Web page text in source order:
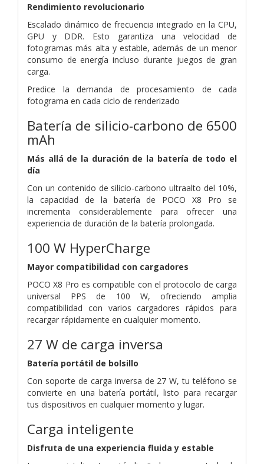
Rendimiento revolucionario
Escalado dinámico de frecuencia integrado en la CPU,
GPU y DDR. Esto garantiza una velocidad de
fotogramas más alta y estable, además de un menor
consumo de energía incluso durante juegos de gran
carga.
Predice la demanda de procesamiento de cada
fotograma en cada ciclo de renderizado
Batería de silicio-carbono de 6500
mAh
Más allá de la duración de la batería de todo el
día
Con un contenido de silicio-carbono ultraalto del 10%,
la capacidad de la batería de POCO X8 Pro se
incrementa considerablemente para ofrecer una
experiencia de duración de la batería prolongada.
100 W HyperCharge
Mayor compatibilidad con cargadores
POCO X8 Pro es compatible con el protocolo de carga
universal PPS de 100 W, ofreciendo amplia
compatibilidad con varios cargadores rápidos para
recargar rápidamente en cualquier momento.
27 W de carga inversa
Batería portátil de bolsillo
Con soporte de carga inversa de 27 W, tu teléfono se
convierte en una batería portátil, listo para recargar
tus dispositivos en cualquier momento y lugar.
Carga inteligente
Disfruta de una experiencia fluida y estable